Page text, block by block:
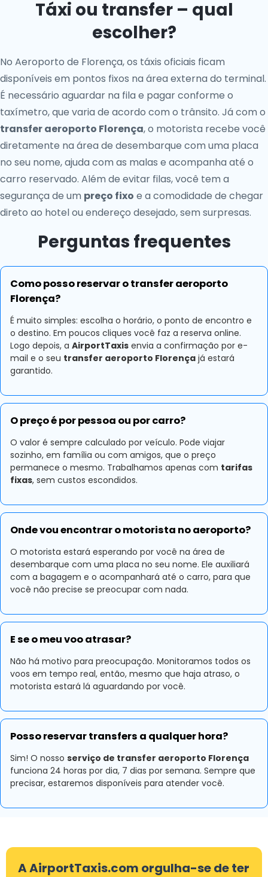
Táxi ou transfer – qual
escolher?
No Aeroporto de Florença, os táxis oficiais ficam
disponíveis em pontos fixos na área externa do terminal.
É necessário aguardar na fila e pagar conforme o
taxímetro, que varia de acordo com o trânsito. Já com o
transfer aeroporto Florença, o motorista recebe você
diretamente na área de desembarque com uma placa
no seu nome, ajuda com as malas e acompanha até o
carro reservado. Além de evitar filas, você tem a
segurança de um preço fixo e a comodidade de chegar
direto ao hotel ou endereço desejado, sem surpresas.
Perguntas frequentes
Como posso reservar o transfer aeroporto
Florença?
É muito simples: escolha o horário, o ponto de encontro e
o destino. Em poucos cliques você faz a reserva online.
Logo depois, a AirportTaxis envia a confirmação por e-
mail e o seu transfer aeroporto Florença já estará
garantido.
O preço é por pessoa ou por carro?
O valor é sempre calculado por veículo. Pode viajar
sozinho, em família ou com amigos, que o preço
permanece o mesmo. Trabalhamos apenas com tarifas
fixas, sem custos escondidos.
Onde vou encontrar o motorista no aeroporto?
O motorista estará esperando por você na área de
desembarque com uma placa no seu nome. Ele auxiliará
com a bagagem e o acompanhará até o carro, para que
você não precise se preocupar com nada.
E se o meu voo atrasar?
Não há motivo para preocupação. Monitoramos todos os
voos em tempo real, então, mesmo que haja atraso, o
motorista estará lá aguardando por você.
Posso reservar transfers a qualquer hora?
Sim! O nosso serviço de transfer aeroporto Florença
funciona 24 horas por dia, 7 dias por semana. Sempre que
precisar, estaremos disponíveis para atender você.
A AirportTaxis.com orgulha-se de ter